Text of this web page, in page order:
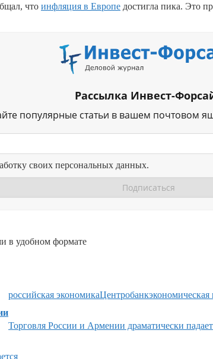
что инфляция в Европе достигла пика. Это
Рассылка Инвест-
популярные статьи в вашем почтовом
своих персональных данных.
в удобном формате
российская экономикаЦентробанкэкономическая
Торговля России и Армении драматически падает